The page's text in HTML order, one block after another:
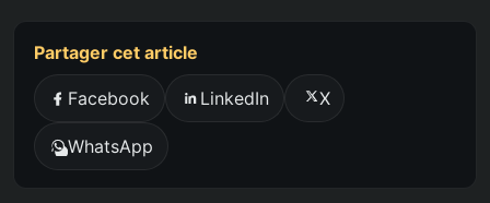
Partager cet article
Facebook LinkedIn X
WhatsApp